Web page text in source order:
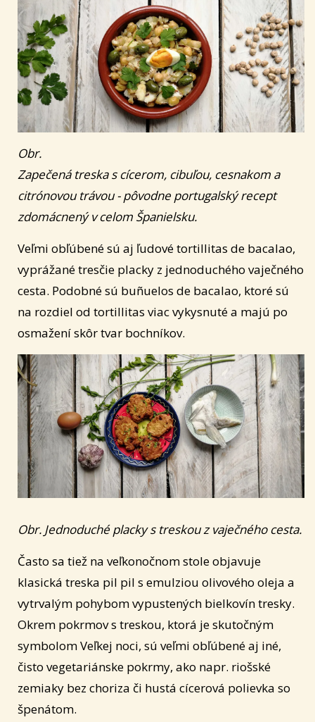
Obr.
Zapečená treska s cícerom, cibuľou, cesnakom a
citrónovou trávou - pôvodne portugalský recept
zdomácnený v celom Španielsku.
Veľmi obľúbené sú aj ľudové tortillitas de bacalao,
vyprážané tresčie placky z jednoduchého vaječného
cesta. Podobné sú buñuelos de bacalao, ktoré sú
na rozdiel od tortillitas viac vykysnuté a majú po
osmažení skôr tvar bochníkov.
Obr. Jednoduché placky s treskou z vaječného cesta.
Často sa tiež na veľkonočnom stole objavuje
klasická treska pil pil s emulziou olivového oleja a
vytrvalým pohybom vypustených bielkovín tresky.
Okrem pokrmov s treskou, ktorá je skutočným
symbolom Veľkej noci, sú veľmi obľúbené aj iné,
čisto vegetariánske pokrmy, ako napr. riošské
zemiaky bez choriza či hustá cícerová polievka so
špenátom.